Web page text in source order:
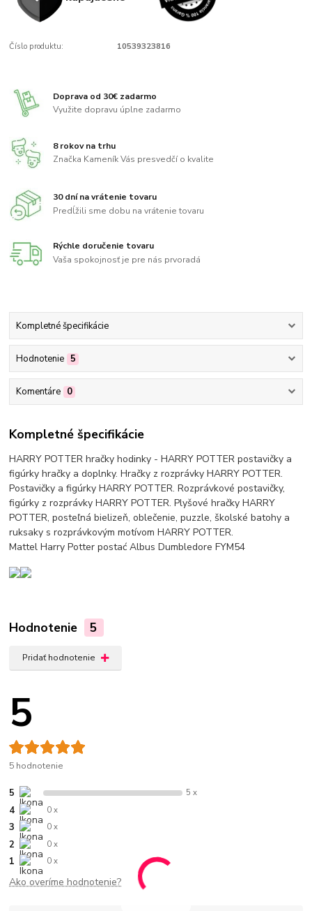
Číslo produktu: 10539323816
Doprava od 30€ zadarmo
Využite dopravu úplne zadarmo
8 rokov na trhu
Značka Kameník Vás presvedčí o kvalite
30 dní na vrátenie tovaru
Predĺžili sme dobu na vrátenie tovaru
Rýchle doručenie tovaru
Vaša spokojnosť je pre nás prvoradá
Kompletné špecifikácie
Hodnotenie 5
Komentáre 0
Kompletné špecifikácie
HARRY POTTER hračky hodinky - HARRY POTTER postavičky a
figúrky hračky a doplnky. Hračky z rozprávky HARRY POTTER.
Postavičky a figúrky HARRY POTTER. Rozprávkové postavičky,
figúrky z rozprávky HARRY POTTER. Plyšové hračky HARRY
POTTER, posteľná bielizeň, oblečenie, puzzle, školské batohy a
ruksaky s rozprávkovým motívom HARRY POTTER.
Mattel Harry Potter postać Albus Dumbledore FYM54
Hodnotenie 5
Pridať hodnotenie
5
5 hodnotenie
5 5 x
4 0 x
3 0 x
2 0 x
1 0 x
Ako overíme hodnotenie?